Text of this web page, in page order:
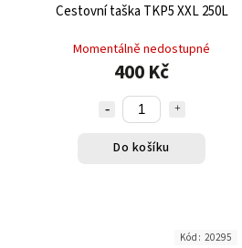
Cestovní taška TKP5 XXL 250L
Momentálně nedostupné
400 Kč
Do košíku
Kód: 20295